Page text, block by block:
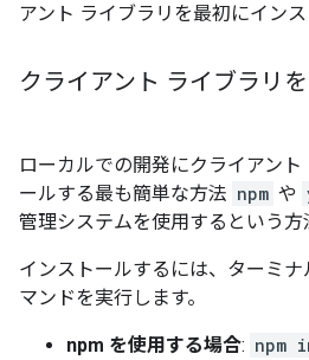
アント ライブラリを最初にインス
クライアント ライブラリ
ローカルでの開発にクライアン
ールする最も簡単な方法 npm や
管理システムを使用するという方
インストールするには、ターミ
マンドを実行します。
npm を使用する場合: npm